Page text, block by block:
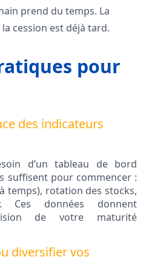
prend du temps. La
cession est déjà tard.
pour
des indicateurs
d’un tableau de bord
suffisent pour commencer :
temps), rotation des stocks,
Ces données donnent
de votre maturité
diversifier vos